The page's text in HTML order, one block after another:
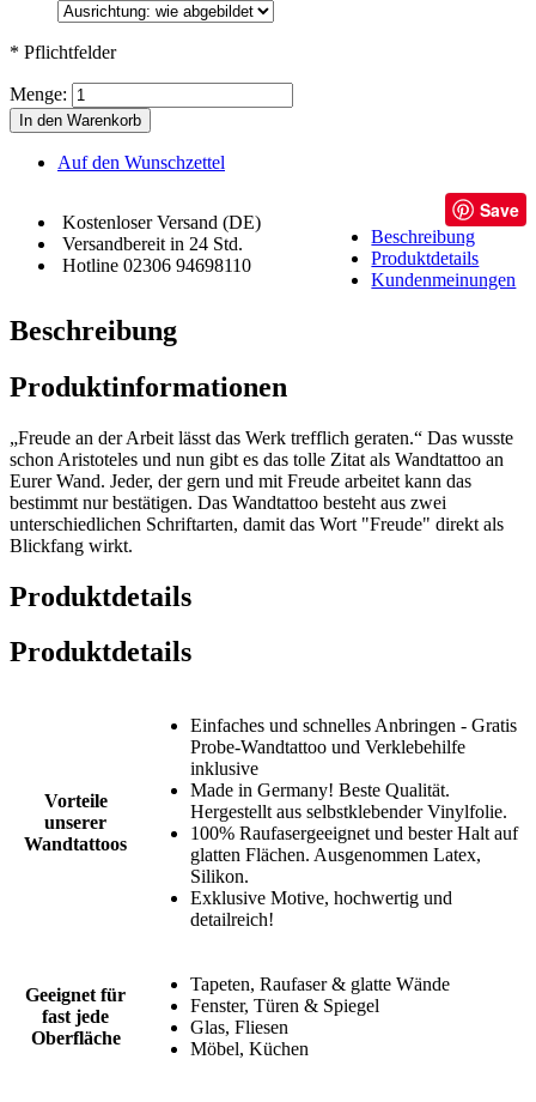
* Pflichtfelder
Menge:
In den Warenkorb
Auf den Wunschzettel
Kostenloser Versand (DE)
Versandbereit in 24 Std.
Hotline 02306 94698110
Save
Beschreibung
Produktdetails
Kundenmeinungen
Beschreibung
Produktinformationen
„Freude an der Arbeit lässt das Werk trefflich geraten.“ Das wusste
schon Aristoteles und nun gibt es das tolle Zitat als Wandtattoo an
Eurer Wand. Jeder, der gern und mit Freude arbeitet kann das
bestimmt nur bestätigen. Das Wandtattoo besteht aus zwei
unterschiedlichen Schriftarten, damit das Wort "Freude" direkt als
Blickfang wirkt.
Produktdetails
Produktdetails
Vorteile
unserer
Wandtattoos
Einfaches und schnelles Anbringen - Gratis
Probe-Wandtattoo und Verklebehilfe
inklusive
Made in Germany! Beste Qualität.
Hergestellt aus selbstklebender Vinylfolie.
100% Raufasergeeignet und bester Halt auf
glatten Flächen. Ausgenommen Latex,
Silikon.
Exklusive Motive, hochwertig und
detailreich!
Geeignet für
fast jede
Oberfläche
Tapeten, Raufaser & glatte Wände
Fenster, Türen & Spiegel
Glas, Fliesen
Möbel, Küchen